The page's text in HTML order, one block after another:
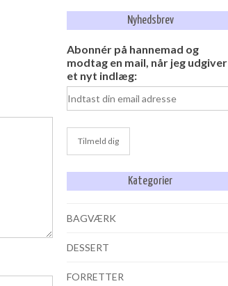
Nyhedsbrev
Abonnér på hannemad og
modtag en mail, når jeg udgiver
et nyt indlæg:
Kategorier
BAGVÆRK
DESSERT
FORRETTER